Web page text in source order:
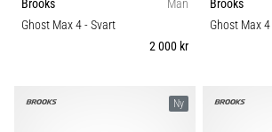
Brooks
Män
Ghost Max 4- Svart
2 000 kr
Brooks
Ghost Max 4
Ny